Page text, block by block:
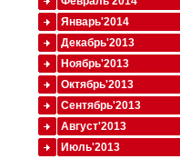
Январь'2014
Декабрь'2013
Ноябрь'2013
Октябрь'2013
Сентябрь'2013
Август'2013
Июль'2013